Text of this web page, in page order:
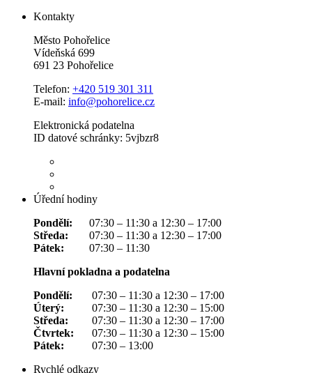
Kontakty
Město Pohořelice
Vídeňská 699
691 23 Pohořelice
Telefon: +420 519 301 311
E-mail: info@pohorelice.cz
Elektronická podatelna
ID datové schránky: 5vjbzr8
Úřední hodiny
Pondělí:
07:30 – 11:30 a 12:30 – 17:00
Středa:
07:30 – 11:30 a 12:30 – 17:00
Pátek:
07:30 – 11:30
Hlavní pokladna a podatelna
Pondělí:
07:30 – 11:30 a 12:30 – 17:00
Úterý:
07:30 – 11:30 a 12:30 – 15:00
Středa:
07:30 – 11:30 a 12:30 – 17:00
Čtvrtek:
07:30 – 11:30 a 12:30 – 15:00
Pátek:
07:30 – 13:00
Rychlé odkazy